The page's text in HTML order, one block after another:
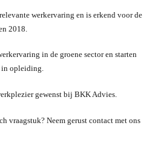
werkervaring en is erkend voor de
2018.
in de groene sector en starten
in opleiding.
gewenst bij BKK Advies.
vraagstuk? Neem gerust contact met ons